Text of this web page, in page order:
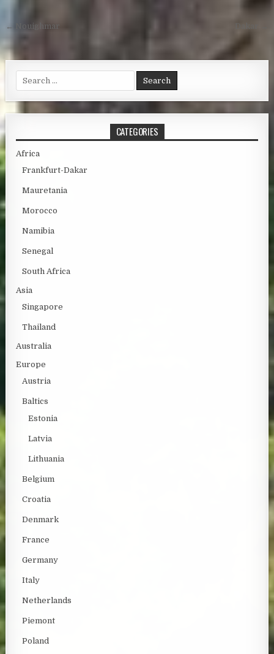
Post navigation
← Nouighmar
Search for:
CATEGORIES
Africa
Frankfurt-Dakar
Mauretania
Morocco
Namibia
Senegal
South Africa
Asia
Singapore
Thailand
Australia
Europe
Austria
Baltics
Estonia
Latvia
Lithuania
Belgium
Croatia
Denmark
France
Germany
Italy
Netherlands
Piemont
Poland